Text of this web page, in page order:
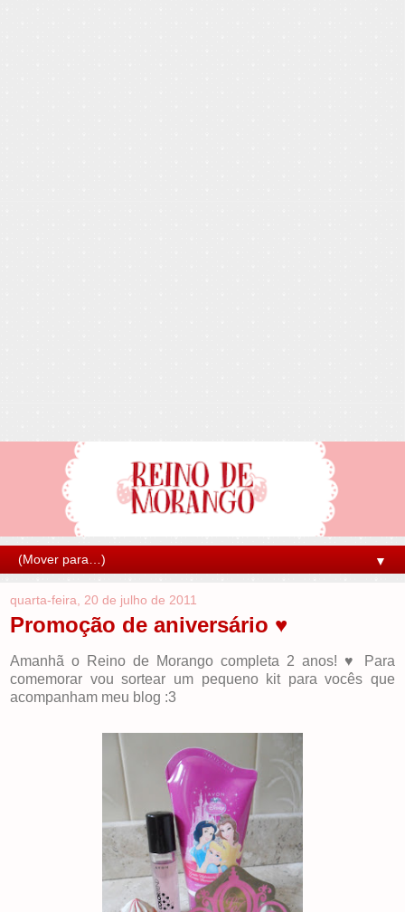
▼
quarta-feira, 20 de julho de 2011
Promoção de aniversário ♥
Amanhã o Reino de Morango completa 2 anos! ♥ Para
comemorar vou sortear um pequeno kit para vocês que
acompanham meu blog :3